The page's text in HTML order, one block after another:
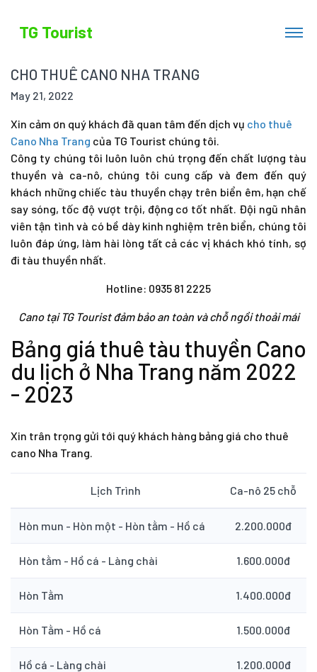
TG Tourist
CHO THUÊ CANO NHA TRANG
May 21, 2022
Xin cảm ơn quý khách đã quan tâm đến dịch vụ cho thuê
Cano Nha Trang của TG Tourist chúng tôi.
Công ty chúng tôi luôn luôn chú trọng đến chất lượng tàu
thuyền và ca-nô, chúng tôi cung cấp và đem đến quý
khách những chiếc tàu thuyền chạy trên biển êm, hạn chế
say sóng, tốc độ vượt trội, động cơ tốt nhất. Đội ngũ nhân
viên tận tình và có bề dày kinh nghiệm trên biển, chúng tôi
luôn đáp ứng, làm hài lòng tất cả các vị khách khó tính, sợ
đi tàu thuyền nhất.
Hotline: 0935 81 2225
Cano tại TG Tourist đảm bảo an toàn và chỗ ngồi thoải mái
Bảng giá thuê tàu thuyền Cano
du lịch ở Nha Trang năm 2022
- 2023
Xin trân trọng gửi tới quý khách hàng bảng giá cho thuê
cano Nha Trang.
Lịch Trình Ca-nô 25 chỗ
Hòn mun - Hòn một - Hòn tằm - Hồ cá 2.200.000đ
Hòn tằm - Hồ cá - Làng chài 1.600.000đ
Hòn Tằm 1.400.000đ
Hòn Tằm - Hồ cá 1.500.000đ
Hồ cá - Làng chài 1.200.000đ